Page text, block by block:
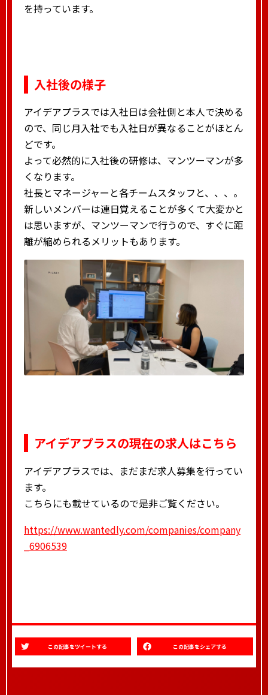
を持っています。
入社後の様子
アイデアプラスでは入社日は会社側と本人で決める
ので、同じ月入社でも入社日が異なることがほとん
どです。
よって必然的に入社後の研修は、マンツーマンが多
くなります。
社長とマネージャーと各チームスタッフと、、、。
新しいメンバーは連日覚えることが多くて大変かと
は思いますが、マンツーマンで行うので、すぐに距
離が縮められるメリットもあります。
アイデアプラスの現在の求人はこちら
アイデアプラスでは、まだまだ求人募集を行ってい
ます。
こちらにも載せているので是非ご覧ください。
https://www.wantedly.com/companies/company
_6906539
この記事をツイートする この記事をシェアする